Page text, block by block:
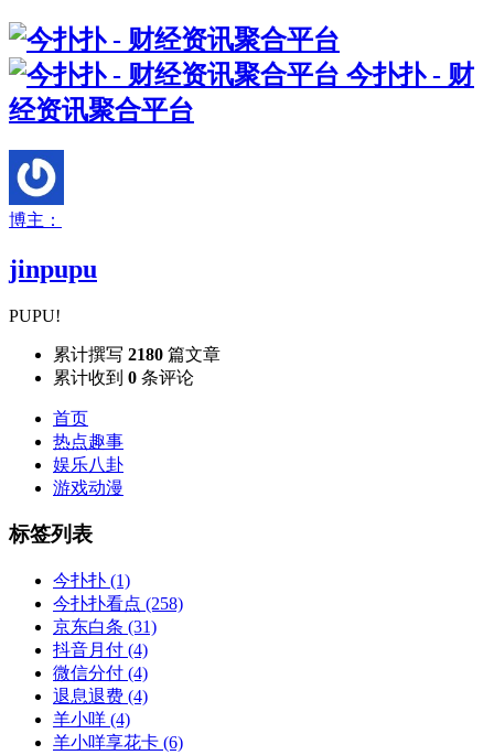
今扑扑 - 财
经资讯聚合平台
博主：
jinpupu
PUPU!
累计撰写 2180 篇文章
累计收到 0 条评论
首页
热点趣事
娱乐八卦
游戏动漫
标签列表
今扑扑 (1)
今扑扑看点 (258)
京东白条 (31)
抖音月付 (4)
微信分付 (4)
退息退费 (4)
羊小咩 (4)
羊小咩享花卡 (6)